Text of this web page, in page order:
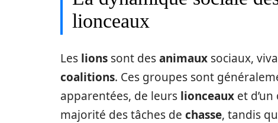
lionceaux
Les lions sont desanimaux sociaux,
coalitions. Ces groupes sont
apparentées, de leurs lionceaux et
majorité des tâches de chasse, tandis